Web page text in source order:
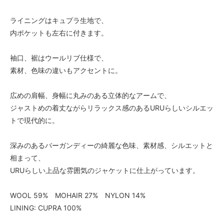
ライニングはキュプラ生地で、
内ポケットも左右に付きます。
袖口、裾はウールリブ仕様で、
素材、色味の違いもアクセントに。
広めの肩幅、身幅に丸みのある立体的なアームで、
ジャストめの着丈ながらリラックス感のあるURUらしいシルエッ
トで現代的に。
深みのあるバーガンディーの綺麗な色味、素材感、シルエットと
相まって、
URUらしい上品な雰囲気のジャケットに仕上がっています。
WOOL 59% MOHAIR 27% NYLON 14%
LINING: CUPRA 100%